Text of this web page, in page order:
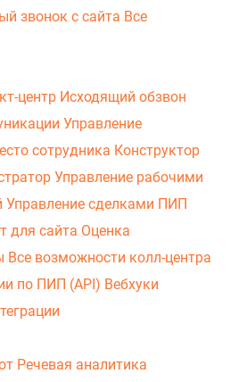
звонок с сайта Все
центр Исходящий обзвон
Управление
сотрудника Конструктор
Управление рабочими
Управление сделками ПИП
для сайта Оценка
Все возможности колл-центра
по ПИП (API) Вебхуки
Речевая аналитика